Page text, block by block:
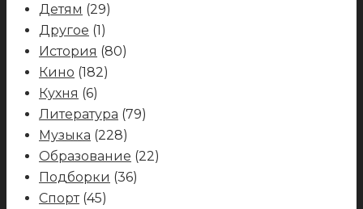
Детям (29)
Другое (1)
История (80)
Кино (182)
Кухня (6)
Литература (79)
Музыка (228)
Образование (22)
Подборки (36)
Спорт(45)